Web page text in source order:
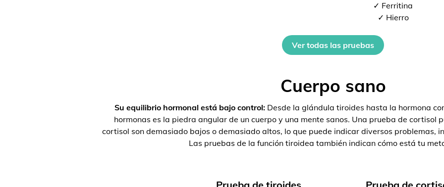
✓ Ferritina
✓ Hierro
Ver todas las pruebas
Cuerpo sano
Su equilibrio hormonal está bajo control: Desde la glándula tiroides hasta la hormona
hormonas es la piedra angular de un cuerpo y una mente sanos. Una prueba de cortisol
cortisol son demasiado bajos o demasiado altos, lo que puede indicar diversos problemas,
Las pruebas de la función tiroidea también indican cómo está tu